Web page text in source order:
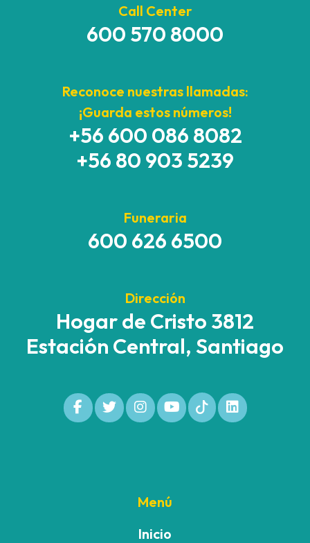
Call Center
600 570 8000
Reconoce nuestras llamadas:
¡Guarda estos números!
+56 600 086 8082
+56 80 903 5239
Funeraria
600 626 6500
Dirección
Hogar de Cristo 3812
Estación Central, Santiago
Menú
Inicio